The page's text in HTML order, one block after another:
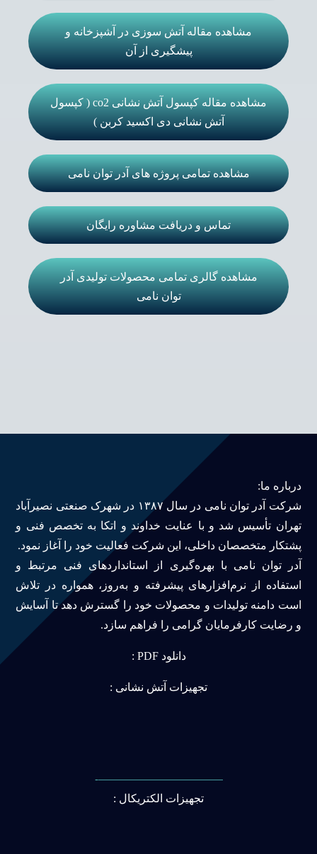
مشاهده مقاله آتش سوزی در آشپزخانه و
پیشگیری از آن
مشاهده مقاله کپسول آتش نشانی co2 ( کپسول
آتش نشانی دی اکسید کربن )
مشاهده تمامی پروژه های آدر توان نامی
تماس و دریافت مشاوره رایگان
مشاهده گالری تمامی محصولات تولیدی آدر
توان نامی
درباره ما:
شرکت آدر توان نامی در سال ۱۳۸۷ در شهرک صنعتی نصیرآباد
تهران تأسیس شد و با عنایت خداوند و اتکا به تخصص فنی و
پشتکار متخصصان داخلی، این شرکت فعالیت خود را آغاز نمود.
آدر توان نامی با بهره‌گیری از استانداردهای فنی مرتبط و
استفاده از نرم‌افزارهای پیشرفته و به‌روز، همواره در تلاش
است دامنه تولیدات و محصولات خود را گسترش دهد تا آسایش
و رضایت کارفرمایان گرامی را فراهم سازد.
دانلود PDF :
تجهیزات آتش نشانی :
———————————-
تجهیزات الکتریکال :